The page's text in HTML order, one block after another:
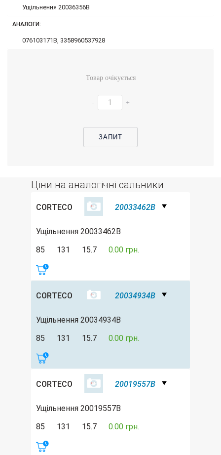
Ущільнення 20036356B
АНАЛОГИ:
076103171B, 3358960537928
Товар очікується
- +
ЗАПИТ
Ціни на аналогічні сальники
CORTECO 20033462B
Ущільнення 20033462B
85
131 15.7 0.00 грн.
CORTECO 20034934B
Ущільнення 20034934B
85
131 15.7 0.00 грн.
CORTECO 20019557B
Ущільнення 20019557B
85
131 15.7 0.00 грн.